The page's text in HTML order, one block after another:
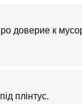
доверие к
плінтус.